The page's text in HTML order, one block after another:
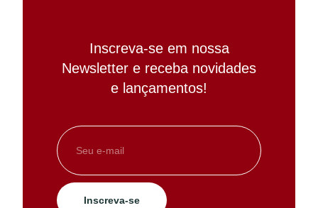
Inscreva-se em nossa
Newsletter e receba novidades
e lançamentos!
Inscreva-se